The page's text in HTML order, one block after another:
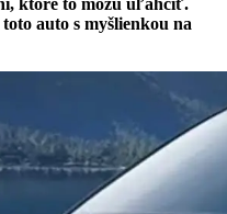
auto s myšlienkou na